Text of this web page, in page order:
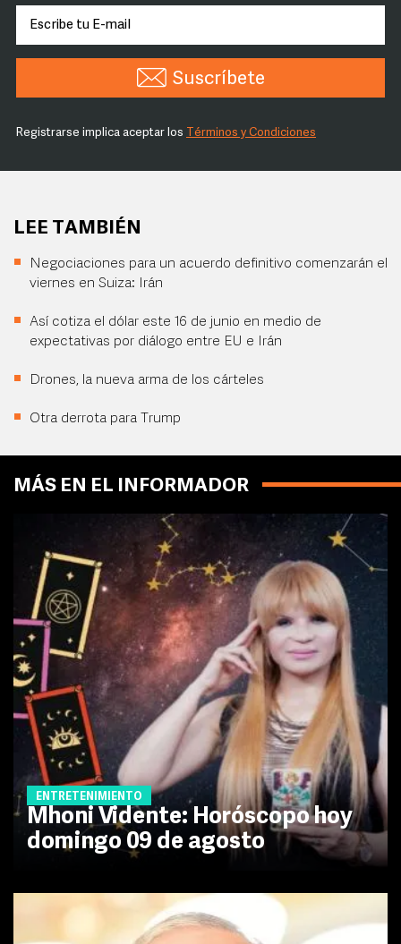
Suscríbete
Registrarse implica aceptar los Términos y Condiciones
LEE TAMBIÉN
Negociaciones para un acuerdo definitivo comenzarán el
viernes en Suiza: Irán
Así cotiza el dólar este 16 de junio en medio de
expectativas por diálogo entre EU e Irán
Drones, la nueva arma de los cárteles
Otra derrota para Trump
MÁS EN EL INFORMADOR
ENTRETENIMIENTO
Mhoni Vidente: Horóscopo hoy
domingo 09 de agosto